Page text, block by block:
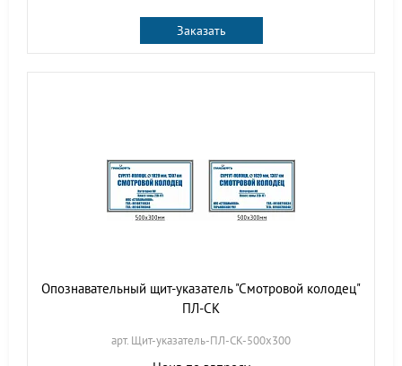
Заказать
Опознавательный щит-указатель "Смотровой колодец"
ПЛ-СК
арт. Щит-указатель-ПЛ-СК-500х300